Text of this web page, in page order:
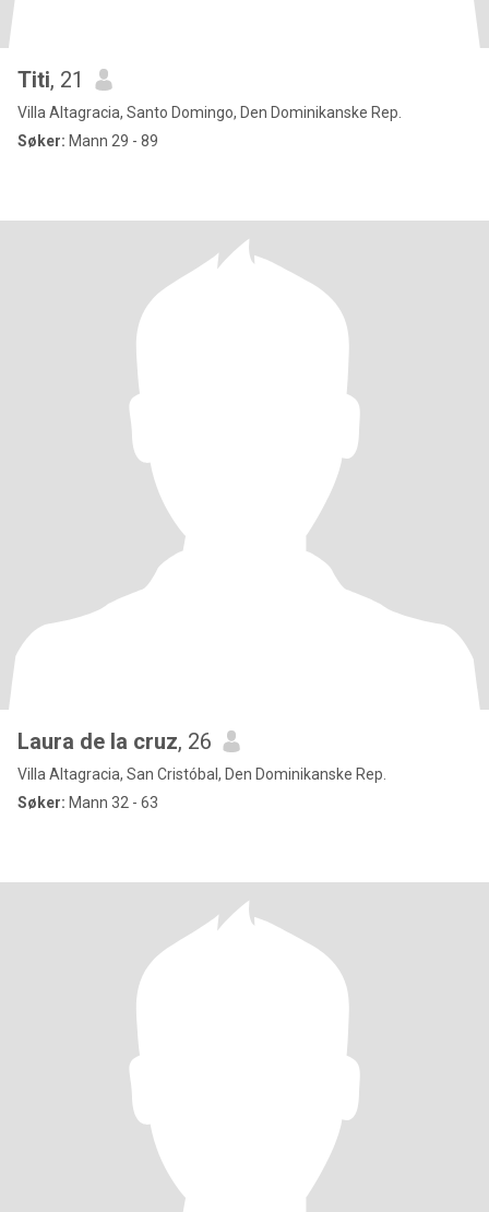
Titi, 21
Villa Altagracia, Santo Domingo, Den Dominikanske Rep.
Søker: Mann 29 - 89
Laura de la cruz, 26
Villa Altagracia, San Cristóbal, Den Dominikanske Rep.
Søker: Mann 32 - 63